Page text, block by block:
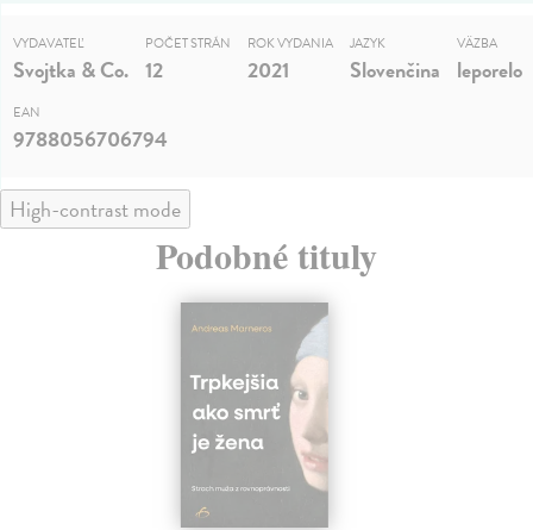
VYDAVATEĽ
Svojtka & Co.
POČET STRÁN
12
ROK VYDANIA
2021
JAZYK
Slovenčina
VÄZBA
leporelo
EAN
9788056706794
High-contrast mode
Podobné tituly